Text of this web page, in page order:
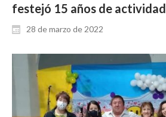
festejó 15 años de actividad
28 de marzo de 2022